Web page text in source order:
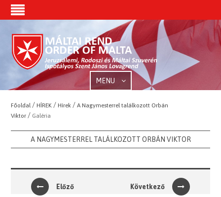
MENU
Főoldal /HÍREK /Hírek /A Nagymesterrel találkozott Orbán
Viktor / Galéria
A NAGYMESTERREL TALÁLKOZOTT ORBÁN VIKTOR
Előző Következő